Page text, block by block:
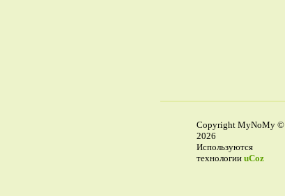
Copyright MyNoMy ©
2026
Используются
технологии uCoz